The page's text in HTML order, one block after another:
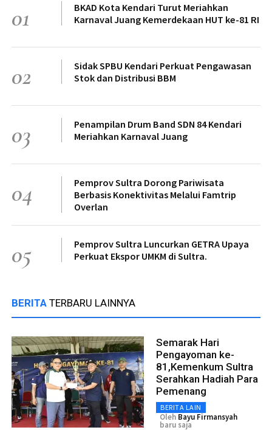
01
BKAD Kota Kendari Turut Meriahkan
Karnaval Juang Kemerdekaan HUT ke-81 RI
02
Sidak SPBU Kendari Perkuat Pengawasan
Stok dan Distribusi BBM
03
Penampilan Drum Band SDN 84 Kendari
Meriahkan Karnaval Juang
04
Pemprov Sultra Dorong Pariwisata
Berbasis Konektivitas Melalui Famtrip
Overlan
05
Pemprov Sultra Luncurkan GETRA Upaya
Perkuat Ekspor UMKM di Sultra.
BERITA TERBARU LAINNYA
Semarak Hari
Pengayoman ke-
81,Kemenkum Sultra
Serahkan Hadiah Para
Pemenang
BERITA LAIN
Oleh Bayu Firmansyah
baru saja